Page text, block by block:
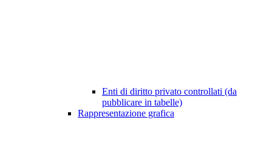
Enti di diritto privato controllati (da
pubblicare in tabelle)
Rappresentazione grafica